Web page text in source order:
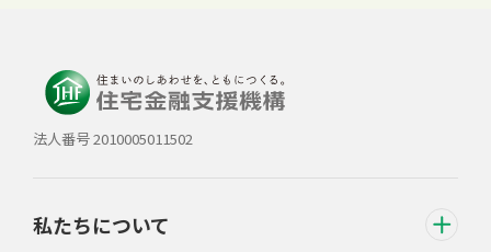
法人番号 2010005011502
私たちについて